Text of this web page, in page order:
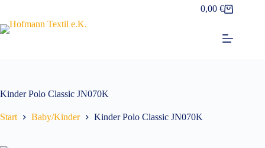
springen
Warenkorb
0,00€
Kinder Polo Classic JN070K
Start Baby/Kinder Kinder Polo Classic JN070K